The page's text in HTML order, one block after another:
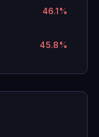
46.1%
45.8%